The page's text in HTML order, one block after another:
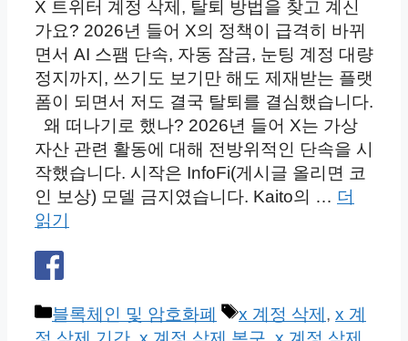
X 트위터 계정 삭제, 탈퇴 방법을 찾고 계신
가요? 2026년 들어 X의 정책이 급격히 바뀌
면서 AI 스팸 단속, 자동 잠금, 눈팅 계정 대량
정지까지, 쓰기도 보기만 해도 제재받는 플랫
폼이 되면서 저도 결국 탈퇴를 결심했습니다.
왜 떠나기로 했나? 2026년 들어 X는 가상
자산 관련 활동에 대해 전방위적인 단속을 시
작했습니다. 시작은 InfoFi(게시글 올리면 코
인 보상) 모델 금지였습니다. Kaito의 … 더
읽기
카
블록체인 및 암호화폐
태
x 계정 삭제 , x 계